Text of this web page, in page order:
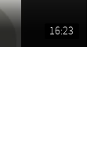
16:23